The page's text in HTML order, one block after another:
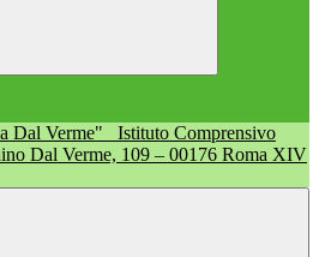
Istituto Comprensivo
Dal Verme, 109 – 00176 Roma XIV